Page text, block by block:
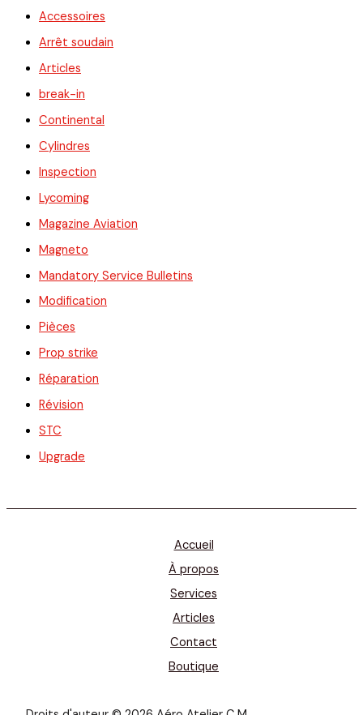
Accessoires
Arrêt soudain
Articles
break-in
Continental
Cylindres
Inspection
Lycoming
Magazine Aviation
Magneto
Mandatory Service Bulletins
Modification
Pièces
Prop strike
Réparation
Révision
STC
Upgrade
Accueil
À propos
Services
Articles
Contact
Boutique